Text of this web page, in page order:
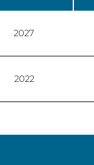
2027
2022